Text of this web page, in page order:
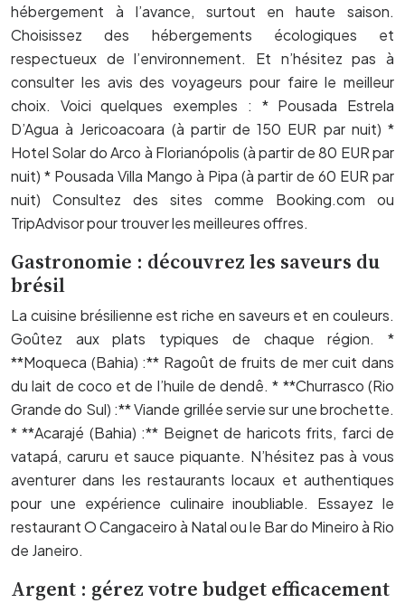
hébergement à l’avance, surtout en haute saison.
Choisissez des hébergements écologiques et
respectueux de l’environnement. Et n’hésitez pas à
consulter les avis des voyageurs pour faire le meilleur
choix. Voici quelques exemples : * Pousada Estrela
D’Agua à Jericoacoara (à partir de 150 EUR par nuit) *
Hotel Solar do Arco à Florianópolis (à partir de 80 EUR par
nuit) * Pousada Villa Mango à Pipa (à partir de 60 EUR par
nuit) Consultez des sites comme Booking.com ou
TripAdvisor pour trouver les meilleures offres.
Gastronomie : découvrez les saveurs du
brésil
La cuisine brésilienne est riche en saveurs et en couleurs.
Goûtez aux plats typiques de chaque région. *
**Moqueca (Bahia) :** Ragoût de fruits de mer cuit dans
du lait de coco et de l’huile de dendê. * **Churrasco (Rio
Grande do Sul) :** Viande grillée servie sur une brochette.
* **Acarajé (Bahia) :** Beignet de haricots frits, farci de
vatapá, caruru et sauce piquante. N’hésitez pas à vous
aventurer dans les restaurants locaux et authentiques
pour une expérience culinaire inoubliable. Essayez le
restaurant O Cangaceiro à Natal ou le Bar do Mineiro à Rio
de Janeiro.
Argent : gérez votre budget efficacement